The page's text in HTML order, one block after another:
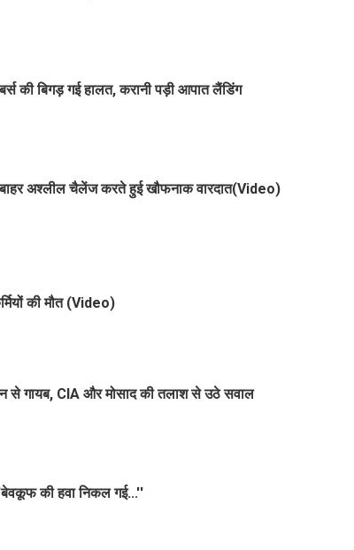
की बिगड़ गई हालत, करानी पड़ी आपात लैंडिंग
बाहर अश्लील चैलेंज करते हुई खौफनाक वारदात(Video)
की मौत (Video)
से गायब, CIA और मोसाद की तलाश से उठे सवाल
की हवा निकल गई...''